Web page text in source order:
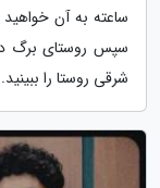
ساعته به آن
سپس روستای برگ
شرقی روستا را